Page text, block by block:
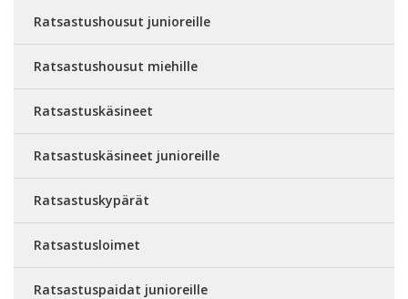
Ratsastushousut junioreille
Ratsastushousut miehille
Ratsastuskäsineet
Ratsastuskäsineet junioreille
Ratsastuskypärät
Ratsastusloimet
Ratsastuspaidat junioreille